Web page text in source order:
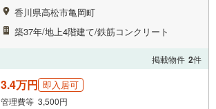
香川県高松市亀岡町
築37年/地上4階建て/鉄筋コンクリート
掲載物件 2件
3.4万円 即入居可
管理費等 3,500円